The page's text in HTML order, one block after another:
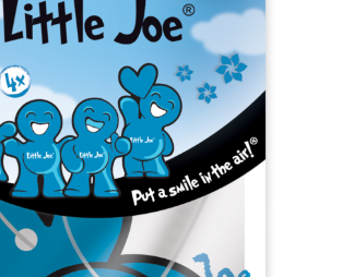
PF0606 Black Velvet